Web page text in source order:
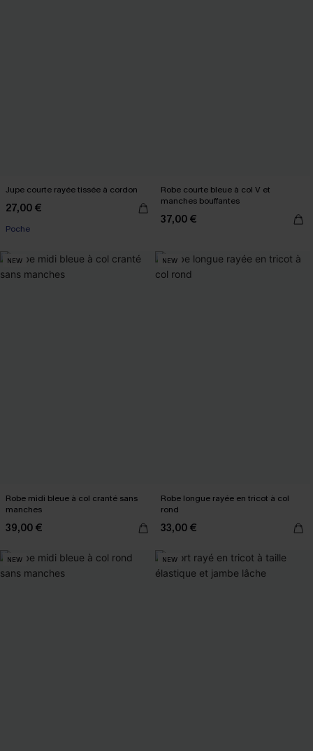
Jupe courte rayée tissée à cordon
27,00 €
Poche
Robe courte bleue à col V et
manches bouffantes
37,00 €
NEW
Robe midi bleue à col cranté sans
manches
39,00 €
NEW
Robe longue rayée en tricot à col
rond
33,00 €
NEW NEW